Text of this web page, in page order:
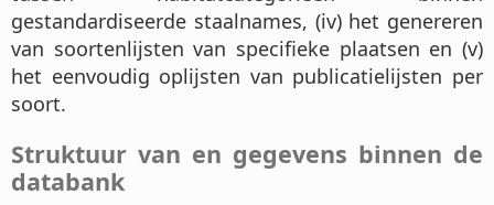
gestandardiseerde staalnames, (iv) het genereren
van soortenlijsten van specifieke plaatsen en (v)
het eenvoudig oplijsten van publicatielijsten per
soort.
Struktuur van en gegevens binnen de
databank